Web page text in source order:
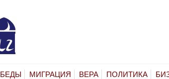
МИГРАЦИЯ ВЕРА ПОЛИТИКА